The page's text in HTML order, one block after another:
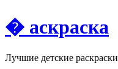
� аскраска
Лучшие детские раскраски